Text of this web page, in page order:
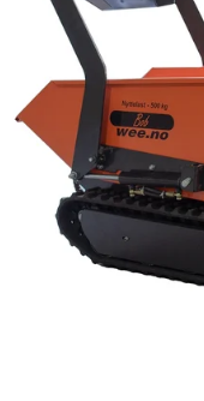
Aktuelt
Kundeservice
Leasing